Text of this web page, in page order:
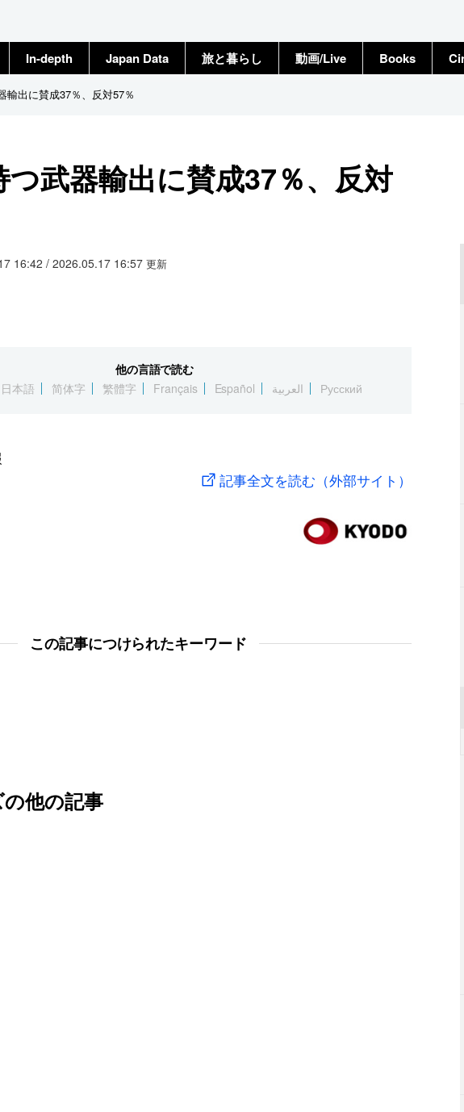
In-depth Japan Data 旅と暮らし 動画/Live Books
輸出に賛成37％、反対57％
武器輸出に賛成37％、反対
16:42 / 2026.05.17 16:57 更新
他の言語で読む
日本語 简体字 繁體字 Français Español العربية Русский
記事全文を読む（外部サイト）
この記事につけられたキーワード
他の記事